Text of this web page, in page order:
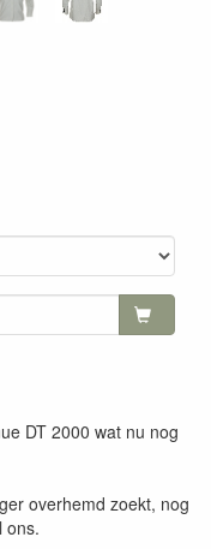
DT 2000 wat nu nog
overhemd zoekt, nog
ons.